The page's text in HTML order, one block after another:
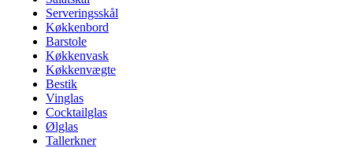
Serveringsskål
Køkkenbord
Barstole
Køkkenvask
Køkkenvægte
Bestik
Vinglas
Cocktailglas
Ølglas
Tallerkner